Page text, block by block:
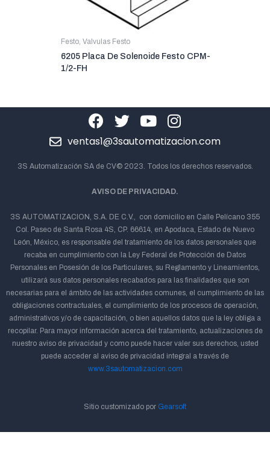
Festo, Valvulas Festo
6205 Placa De Solenoide Festo CPM-
1/2-FH
ventas1@3sautomatizacion.com
3S Automatización SA de CV© 2023. Todos los derechos reservados.
AVISO DE PRIVACIDAD.
3S AUTOMATIZACION, S.A. DE C.V., con domicilio en Calle Pelícano 355
Col. Paseo de Santa Rosa 4S, CP. 66614, en Apodaca, Estado de Nuevo
León, México, es responsable del tratamiento de los datos personales que
recaba en cumplimiento con la Ley Federal de Protección de Datos
Personales en Posesión de los Particulares, su Reglamento y Lineamientos,
utilizará sus datos personales recabados para las finalidades que son
necesarias para el ámbito de las actividades comunes, el cumplimiento de las
obligaciones contractuales, el cumplimiento de los procesos de operación,
administrativos y/o de capacitación, o bien aquellos datos que la ley obliga a
recopilar. Para mayor información acerca del tratamiento, actualizaciones de
nuestro aviso de privacidad y como puede hacer valer sus derechos, usted
puede acceder al aviso de privacidad integral a través de
www.3sautomatizacion.com
Sitio customizado por Gearsoft